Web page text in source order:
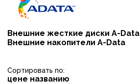
Внешние жесткие диски A-Data
Внешние накопители A-Data
Сортировать по:
цене названию